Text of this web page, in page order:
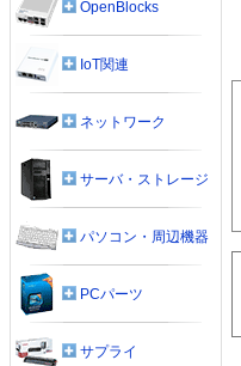
OpenBlocks
IoT関連
ネットワーク
サーバ・ストレージ
パソコン・周辺機器
PCパーツ
サプライ